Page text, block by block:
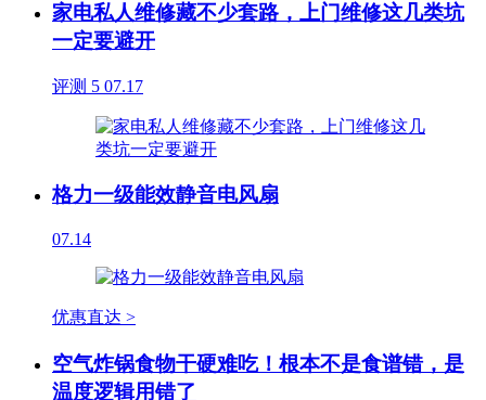
家电私人维修藏不少套路，上门维修这几类坑
一定要避开
评测 5 07.17
格力一级能效静音电风扇
07.14
优惠直达 >
空气炸锅食物干硬难吃！根本不是食谱错，是
温度逻辑用错了